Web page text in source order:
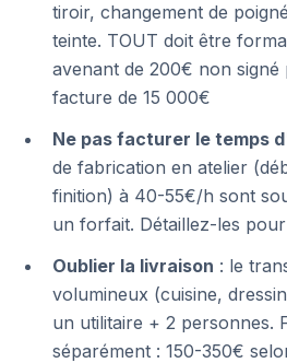
tiroir, changement de
teinte. TOUT doit être
avenant de 200€ non
facture de 15 000€
Ne pas facturer le temps
de fabrication en atelier
finition) à 40-55€/h sont
un forfait. Détaillez-les
Oublier la livraison : le
volumineux (cuisine,
un utilitaire + 2 personnes.
séparément : 150-350€